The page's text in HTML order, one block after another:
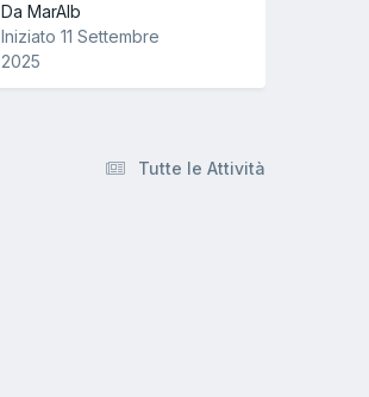
Da MarAlb
Iniziato 11 Settembre
2025
Tutte le Attività